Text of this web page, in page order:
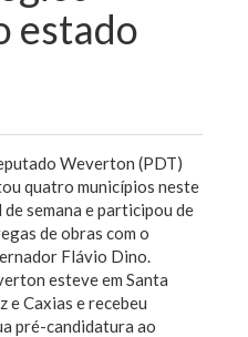
estado
Weverton (PDT)
quatro municípios neste
de semana e participou de
de obras com o
Flávio Dino.
esteve em Santa
e Caxias e recebeu
pré-candidatura ao